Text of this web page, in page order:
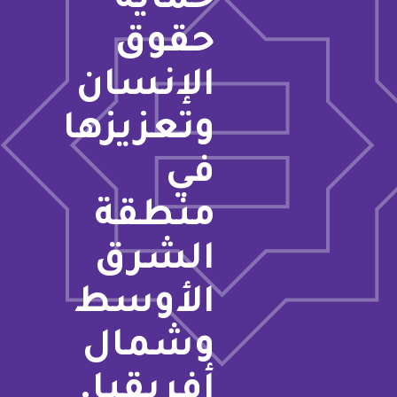
حقوق
الإنسان
وتعزيزها
في
منطقة
الشرق
الأوسط
وشمال